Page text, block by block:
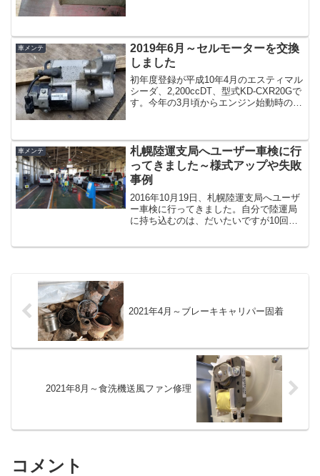
断は、これらのうち、...
車メンテ
2019年6月～セルモーターを交換
しました
初年度登録が平成10年4月のエスティマル
シーダ、2,200ccDT、型式KD-CXR20Gで
す。今年の3月頃からエンジン始動時の異
交...
車メンテ
札幌陸運支局へユーザー車検に行
ってきました～様式アップや失敗
事例
2016年10月19日、札幌陸運支局へユーザ
ー車検に行ってきました。自分で陸運局
に持ち込むのは、だいたいですが10回目
2021年4月～ブレーキキャリパー固着
2021年8月～食洗機送風ファン修理
コメント